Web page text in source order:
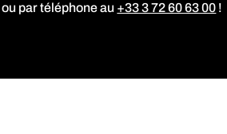
ou par téléphone au +33 3 72 60 63 00 !